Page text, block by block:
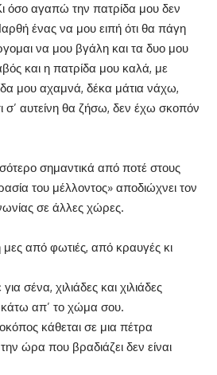
όσο αγαπώ την πατρίδα μου δεν
ένας να μου ειπή ότι θα πάγη
να μου βγάλη και τα δυο μου
και η πατρίδα μου καλά, με
μου αχαμνά, δέκα μάτια νάχω,
σ’ αυτείνη θα ζήσω, δεν έχω σκοπόν
σημαντικά από ποτέ στους
του μέλλοντος» αποδιώχνει τον
σε άλλες χώρες.
από φωτιές, από κραυγές κι
σένα, χιλιάδες και χιλιάδες
κάτω απ’ το χώμα σου.
κάθεται σε μια πέτρα
ώρα που βραδιάζει δεν είναι